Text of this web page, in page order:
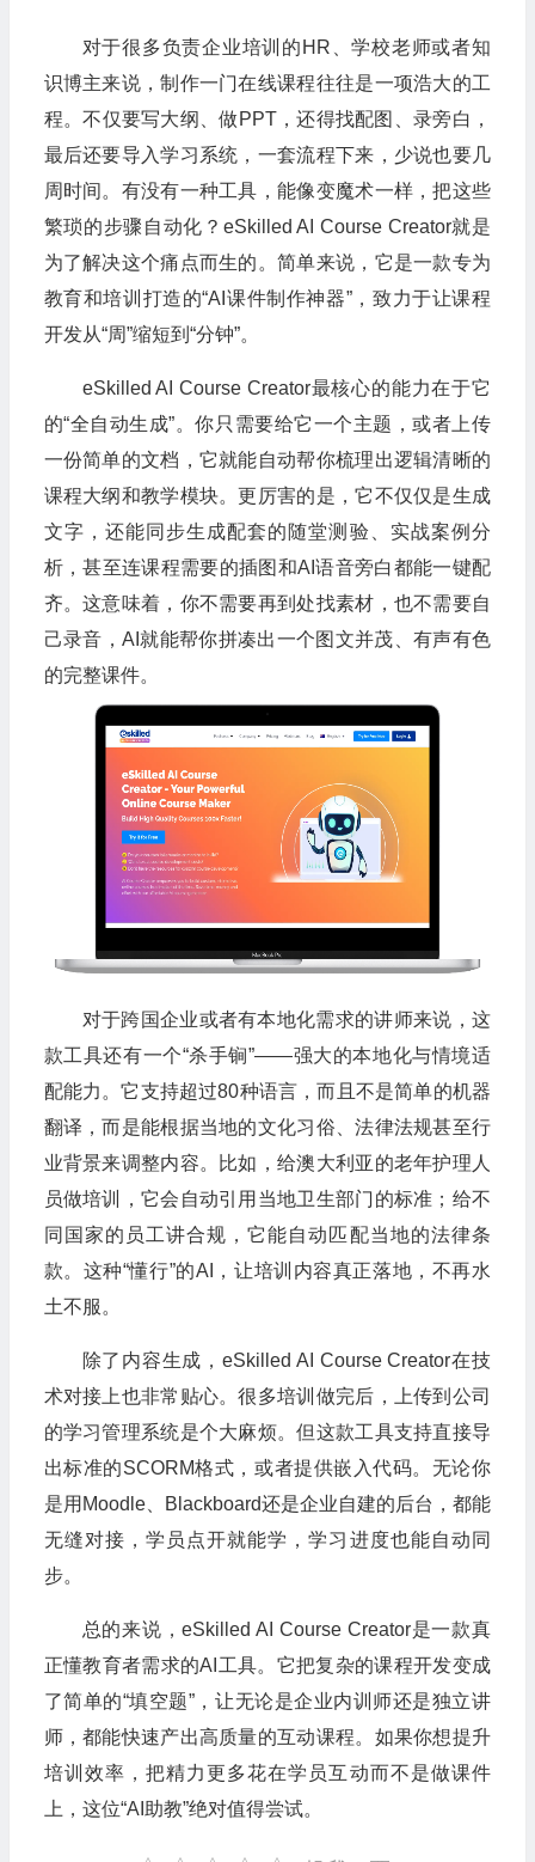
对于很多负责企业培训的HR、学校老师或者知
识博主来说，制作一门在线课程往往是一项浩大的工
程。不仅要写大纲、做PPT，还得找配图、录旁白，
最后还要导入学习系统，一套流程下来，少说也要几
周时间。有没有一种工具，能像变魔术一样，把这些
繁琐的步骤自动化？eSkilled AI Course Creator就是
为了解决这个痛点而生的。简单来说，它是一款专为
教育和培训打造的“AI课件制作神器”，致力于让课程
开发从“周”缩短到“分钟”。
eSkilled AI Course Creator最核心的能力在于它
的“全自动生成”。你只需要给它一个主题，或者上传
一份简单的文档，它就能自动帮你梳理出逻辑清晰的
课程大纲和教学模块。更厉害的是，它不仅仅是生成
文字，还能同步生成配套的随堂测验、实战案例分
析，甚至连课程需要的插图和AI语音旁白都能一键配
齐。这意味着，你不需要再到处找素材，也不需要自
己录音，AI就能帮你拼凑出一个图文并茂、有声有色
的完整课件。
对于跨国企业或者有本地化需求的讲师来说，这
款工具还有一个“杀手锏”——强大的本地化与情境适
配能力。它支持超过80种语言，而且不是简单的机器
翻译，而是能根据当地的文化习俗、法律法规甚至行
业背景来调整内容。比如，给澳大利亚的老年护理人
员做培训，它会自动引用当地卫生部门的标准；给不
同国家的员工讲合规，它能自动匹配当地的法律条
款。这种“懂行”的AI，让培训内容真正落地，不再水
土不服。
除了内容生成，eSkilled AI Course Creator在技
术对接上也非常贴心。很多培训做完后，上传到公司
的学习管理系统是个大麻烦。但这款工具支持直接导
出标准的SCORM格式，或者提供嵌入代码。无论你
是用Moodle、Blackboard还是企业自建的后台，都能
无缝对接，学员点开就能学，学习进度也能自动同
步。
总的来说，eSkilled AI Course Creator是一款真
正懂教育者需求的AI工具。它把复杂的课程开发变成
了简单的“填空题”，让无论是企业内训师还是独立讲
师，都能快速产出高质量的互动课程。如果你想提升
培训效率，把精力更多花在学员互动而不是做课件
上，这位“AI助教”绝对值得尝试。